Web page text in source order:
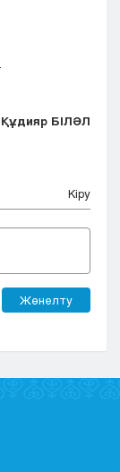
Құдияр БІЛӘЛ
Кіру
Жөнелту